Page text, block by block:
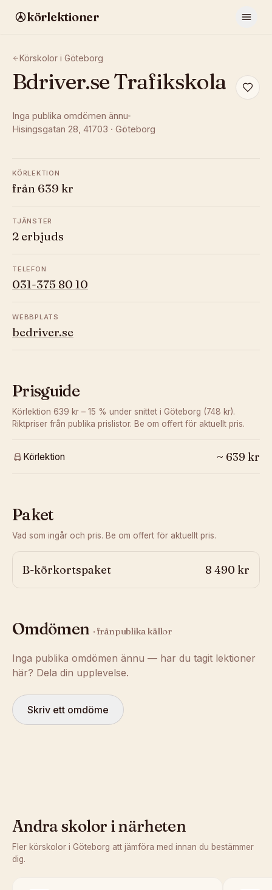
körlektioner
Körskolor i Göteborg
Bdriver.se Trafikskola
Inga publika omdömen ännu
Hisingsgatan 28, 41703 · Göteborg
KÖRLEKTION
från 639 kr
TJÄNSTER
2 erbjuds
TELEFON
031-375 80 10
WEBBPLATS
bedriver.se
Prisguide
Körlektion 639 kr – 15 % under snittet i Göteborg (748 kr).
Riktpriser från publika prislistor. Be om offert för aktuellt pris.
Körlektion ~ 639 kr
Paket
Vad som ingår och pris. Be om offert för aktuellt pris.
B-körkortspaket 8 490 kr
Omdömen · från publika källor
Inga publika omdömen ännu — har du tagit lektioner
här? Dela din upplevelse.
Skriv ett omdöme
Andra skolor i närheten
Fler körskolor i Göteborg att jämföra med innan du bestämmer
dig.